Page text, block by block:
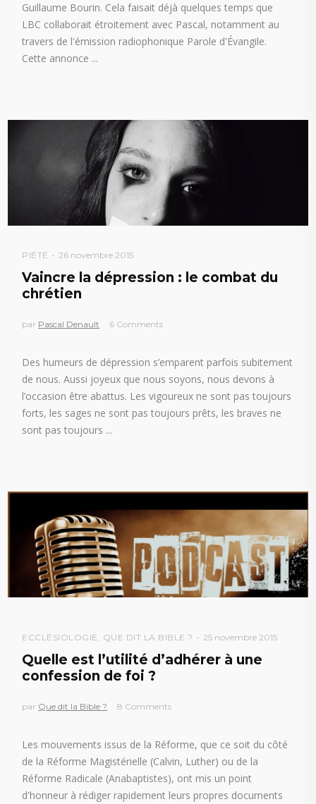
Guillaume Bourin. Cela faisait déjà quelques temps que
LBC collaborait étroitement avec Pascal, notamment au
travers de l'émission radiophonique Parole d'Évangile.
Cette annonce
PIÉTÉ 26 novembre 2015
Vaincre la dépression : le combat du
chrétien
par Pascal Denault 6 Comments
Des humeurs de dépression s’emparent parfois subitement
de nous. Aussi joyeux que nous soyons, nous devons à
l’occasion être abattus. Les vigoureux ne sont pas toujours
forts, les sages ne sont pas toujours prêts, les braves ne
sont pas toujours
ECCLÉSIOLOGIE , QUE DIT LA BIBLE ? 25 novembre 2015
Quelle est l’utilité d’adhérer à une
confession de foi ?
par Que dit la Bible ? 8 Comments
Les mouvements issus de la Réforme, que ce soit du côté
de la Réforme Magistérielle (Calvin, Luther) ou de la
Réforme Radicale (Anabaptistes), ont mis un point
d'honneur à rédiger rapidement leurs propres documents